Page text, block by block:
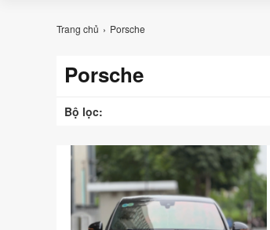
Trang chủ Porsche
Porsche
Bộ lọc: